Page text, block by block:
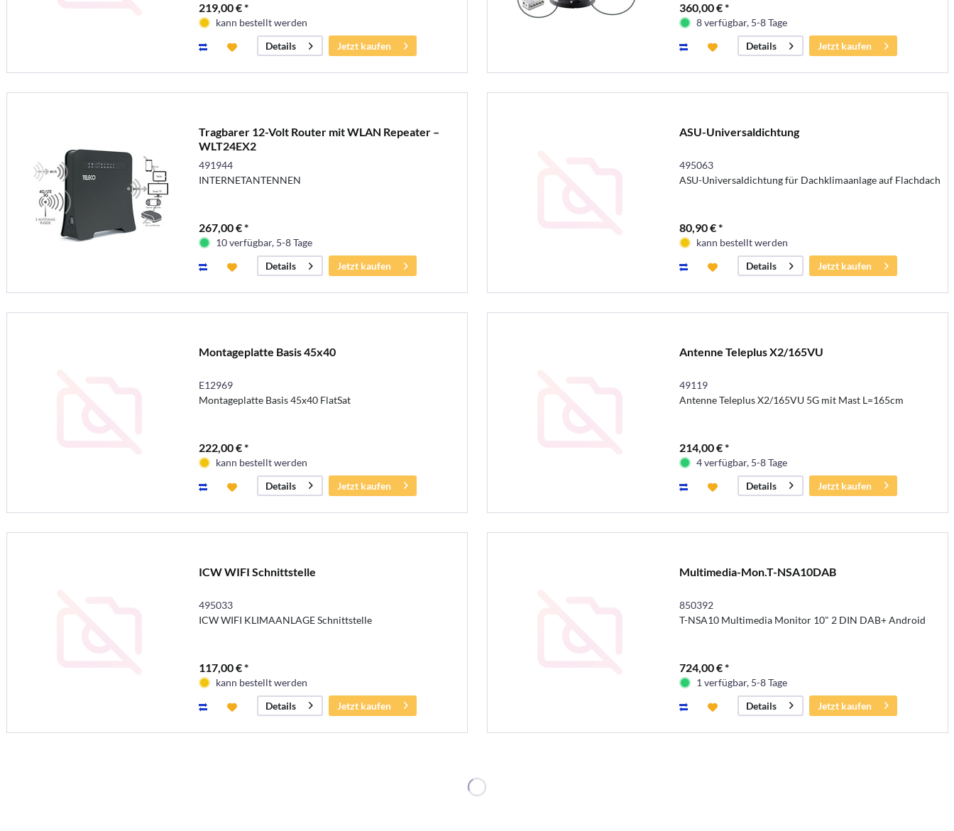
219,00 € *
kann bestellt werden
Details
Jetzt kaufen
360,00 € *
8 verfügbar, 5-8 Tage
Details
Jetzt kaufen
Tragbarer 12-Volt Router mit WLAN Repeater –
WLT24EX2
491944
INTERNETANTENNEN
267,00 € *
10 verfügbar, 5-8 Tage
Details
Jetzt kaufen
ASU-Universaldichtung
495063
ASU-Universaldichtung für Dachklimaanlage auf Flachdach
80,90 € *
kann bestellt werden
Details
Jetzt kaufen
Montageplatte Basis 45x40
E12969
Montageplatte Basis 45x40 FlatSat
222,00 € *
kann bestellt werden
Details
Jetzt kaufen
Antenne Teleplus X2/165VU
49119
Antenne Teleplus X2/165VU 5G mit Mast L=165cm
214,00 € *
4 verfügbar, 5-8 Tage
Details
Jetzt kaufen
ICW WIFI Schnittstelle
495033
ICW WIFI KLIMAANLAGE Schnittstelle
117,00 € *
kann bestellt werden
Details
Jetzt kaufen
Multimedia-Mon.T-NSA10DAB
850392
T-NSA10 Multimedia Monitor 10" 2 DIN DAB+ Android
724,00 € *
1 verfügbar, 5-8 Tage
Details
Jetzt kaufen